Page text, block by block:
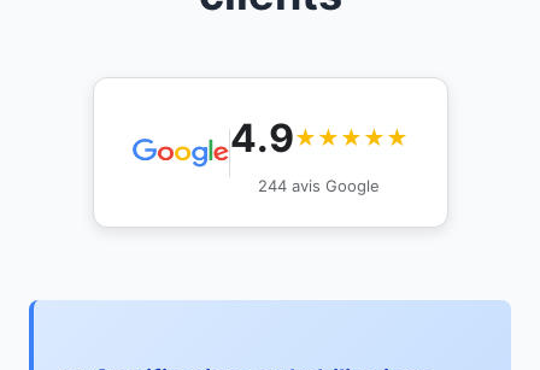
4.9★★★★★
244 avis Google